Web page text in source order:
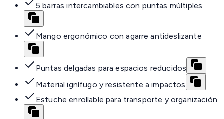
5 barras intercambiables con puntas múltiples
Mango ergonómico con agarre antideslizante
Puntas delgadas para espacios reducidos
Material ignífugo y resistente a impactos
Estuche enrollable para transporte y organización